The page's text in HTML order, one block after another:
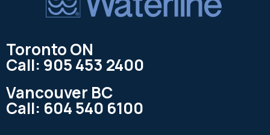
Toronto ON
Call: 905 453 2400
Vancouver BC
Call: 604 540 6100